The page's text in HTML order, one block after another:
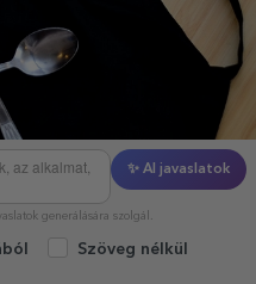
✨ AI javaslatok
generálására szolgál.
Szöveg nélkül